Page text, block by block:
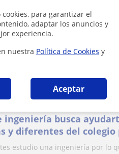
para garantizar el
adaptar los anuncios y
experiencia.
nuestra Política de Cookies y
Aceptar
soy didáctica, amable
y mi pedagogía se basa en...
básicas
ingeniería busca
y diferentes del
las matemáticas
estudio una ingeniería por lo